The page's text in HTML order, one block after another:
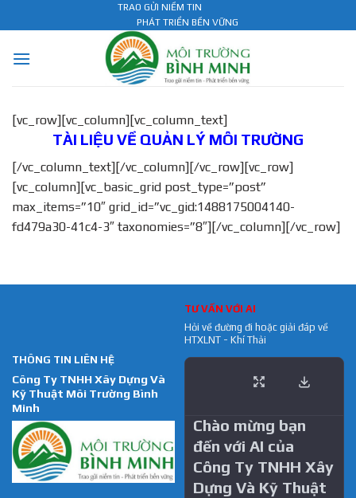
to
TRAO GỬI NIỀM TIN
PHÁT TRIỂN BỀN VỮNG
[vc_row][vc_column][vc_column_text]
TÀI LIỆU VỀ QUẢN LÝ MÔI TRƯỜNG
[/vc_column_text][/vc_column][/vc_row][vc_row]
[vc_column][vc_basic_grid post_type=”post”
max_items=”10″ grid_id=”vc_gid:1488175004140-
fd479a30-41c4-3″ taxonomies=”8″][/vc_column][/vc_row]
THÔNG TIN LIÊN HỆ
Công Ty TNHH Xây Dựng Và
Kỹ Thuật Môi Trường Bình
Minh
TƯ VẤN VỚI AI
Hỏi về đường đi hoặc giải đáp về
HTXLNT - Khí Thải
Chào mừng bạn
đến với AI của
Công Ty TNHH Xây
Dựng Và Kỹ Thuật